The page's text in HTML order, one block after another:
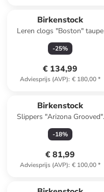
Birkenstock
Leren clogs "Boston" taupe
-25%
€ 134,99
Adviesprijs (AVP): € 180,00*
Birkenstock
Slippers "Arizona Grooved"
zwart - wijdte S
-18%
€ 81,99
Adviesprijs (AVP): € 100,00*